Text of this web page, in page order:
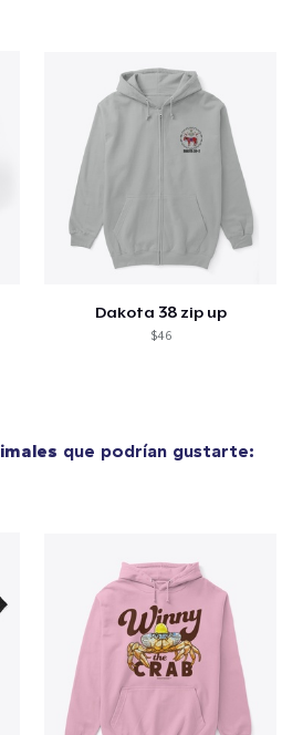
Dakota 38 zip up
$46
que podrían gustarte: